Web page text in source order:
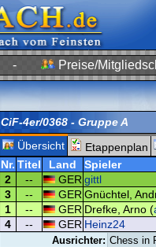
- Preise/
CiF-4er/0368 - Gruppe A
Übersicht
Etappenplan
Nr. Titel Land
Spieler
2
-- GER gittl
3
-- GER Gnüchtel,
1
-- GER Drefke, Arno (
4
-- GER Heinz24
Ausrichter: Chess in